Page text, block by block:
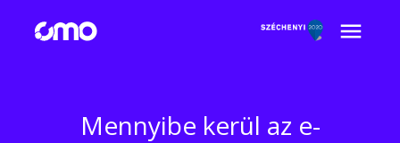
Mennyibe kerül az e-